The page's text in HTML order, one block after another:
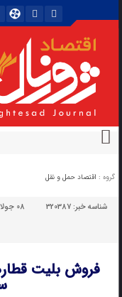
گروه : اقتصاد حمل و نقل
شناسه خبر:320387 08 جولای 2026 - 21:22
فروش بلیت